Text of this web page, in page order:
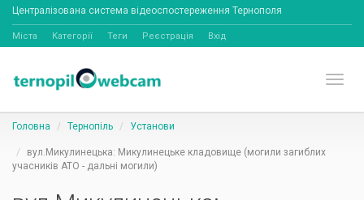
Централізована система відеоспостереження Тернополя
Міста Категорії Теги Реєстрація Вхід
Головна Тернопіль Установи
вул.Микулинецька: Микулинецьке кладовище (могили загиблих
учасників АТО - дальні могили)